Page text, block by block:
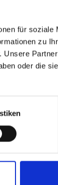
für soziale
zu
oder die